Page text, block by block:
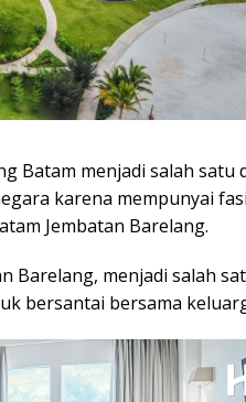
Batam menjadi salah
karena mempunyai
Jembatan Barelang.
Barelang, menjadi salah
bersantai bersama